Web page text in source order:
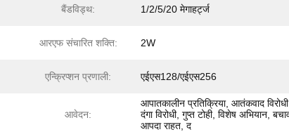
बैंडविड्थ: 1/2/5/20 मेगाहर्ट्ज
आरएफ संचारित शक्ति: 2W
एन्क्रिप्शन प्रणाली: एईएस128/एईएस256
आवेदन:
आपातकालीन प्रतिक्रिया, आतंकवाद
दंगा विरोधी, गुप्त टोही, विशेष अभियान,
आपदा राहत, द